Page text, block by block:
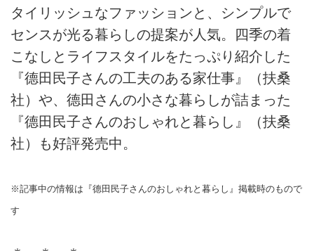
タイリッシュなファッションと、シンプルで
センスが光る暮らしの提案が人気。四季の着
こなしとライフスタイルをたっぷり紹介した
『德田民子さんの工夫のある家仕事』（扶桑
社）や、德田さんの小さな暮らしが詰まった
『德田民子さんのおしゃれと暮らし』（扶桑
社）も好評発売中。
※記事中の情報は『德田民子さんのおしゃれと暮らし』掲載時のもので
す